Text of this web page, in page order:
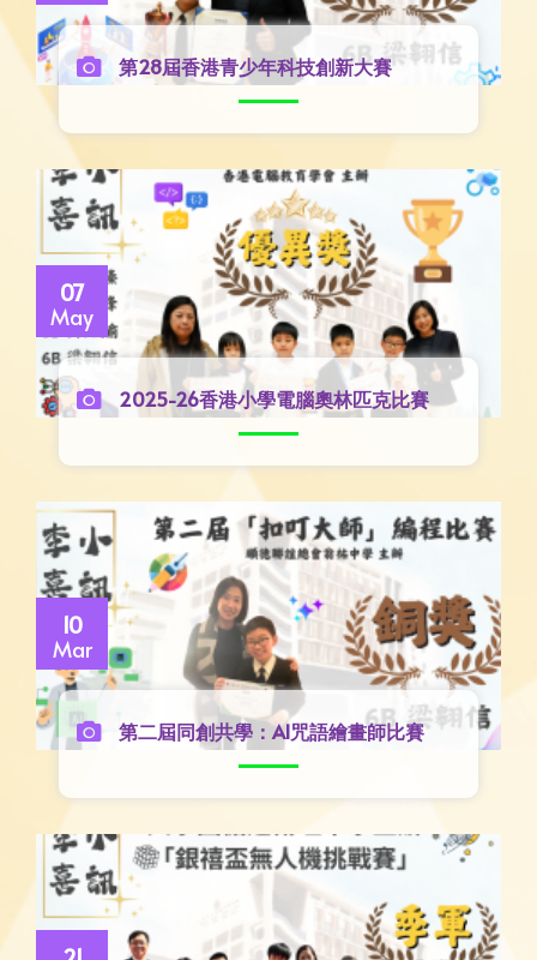
第28屆香港青少年科技創新大賽
07
May
2025-26香港小學電腦奧林匹克比賽
10
Mar
第二屆同創共學：AI咒語繪畫師比賽